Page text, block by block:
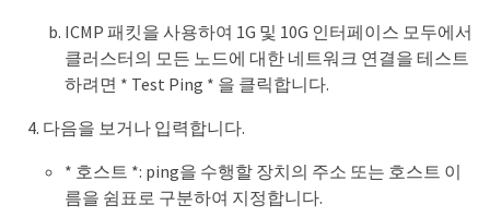
ICMP 패킷을 사용하여 1G 및 10G 인터페이스 모두에서
클러스터의 모든 노드에 대한 네트워크 연결을 테스트
하려면 * Test Ping * 을 클릭합니다.
다음을 보거나 입력합니다.
* 호스트 *: ping을 수행할 장치의 주소 또는 호스트 이
름을 쉼표로 구분하여 지정합니다.